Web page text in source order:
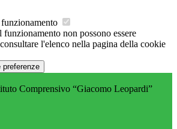
non possono essere
l'elenco nella pagina della cookie
preferenze
Comprensivo “Giacomo Leopardi”